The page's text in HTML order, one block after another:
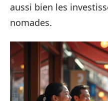
aussi bien les
nomades.